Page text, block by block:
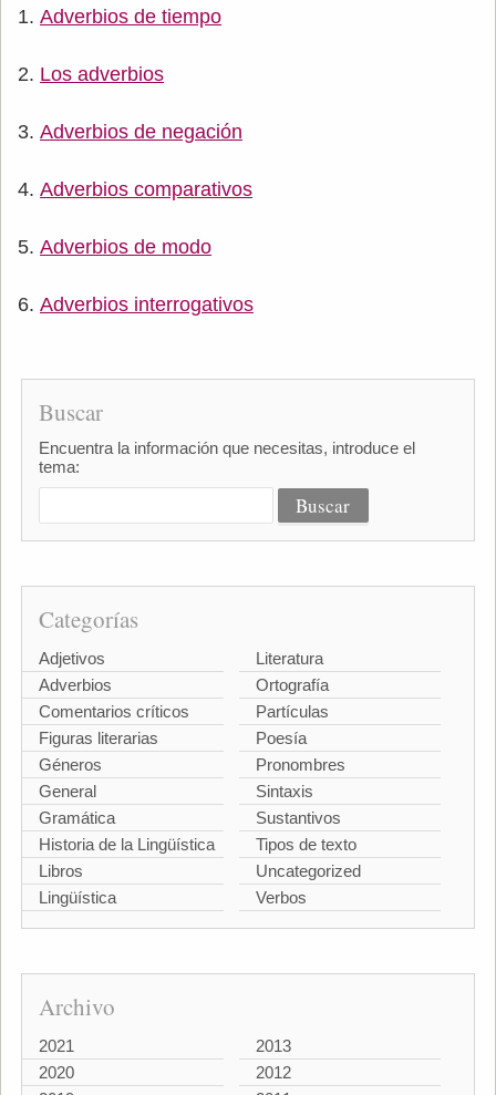
Adverbios de tiempo
Los adverbios
Adverbios de negación
Adverbios comparativos
Adverbios de modo
Adverbios interrogativos
Buscar
Encuentra la información que necesitas, introduce el
tema:
Categorías
Adjetivos
Adverbios
Comentarios críticos
Figuras literarias
Géneros
General
Gramática
Historia de la Lingüística
Libros
Lingüística
Literatura
Ortografía
Partículas
Poesía
Pronombres
Sintaxis
Sustantivos
Tipos de texto
Uncategorized
Verbos
Archivo
2021
2020
2013
2012